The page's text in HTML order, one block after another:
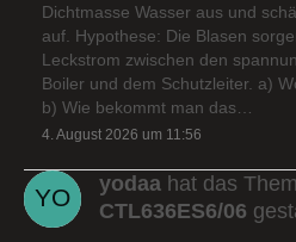
Dichtmasse Wasser aus und
auf. Hypothese: Die Blasen
Leckstrom zwischen den
Boiler und dem Schutzleiter. a)
b) Wie bekommt man das…
4. August 2026 um 11:56
yodaa hat das
CTL636ES6/06